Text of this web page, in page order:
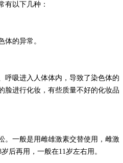
有以下几种：
体的异常。
呼吸进入人体体内，导致了染色体的
脸进行化妆，有些质量不好的化妆品
。一般是用雌雄激素交替使用，雌激
后再用，一般在11岁左右用。